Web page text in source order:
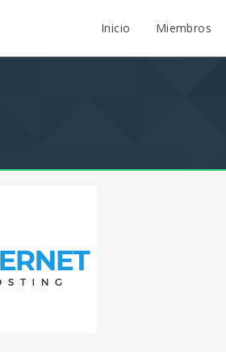
Inicio Miembros